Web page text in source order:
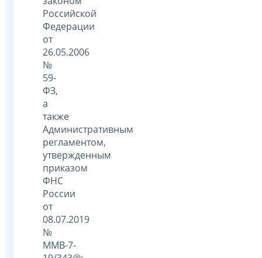
Российской
Федерации
от
26.05.2006
№
59-
ФЗ,
а
также
Административным
регламентом,
утвержденным
приказом
ФНС
России
от
08.07.2019
№
ММВ-7-